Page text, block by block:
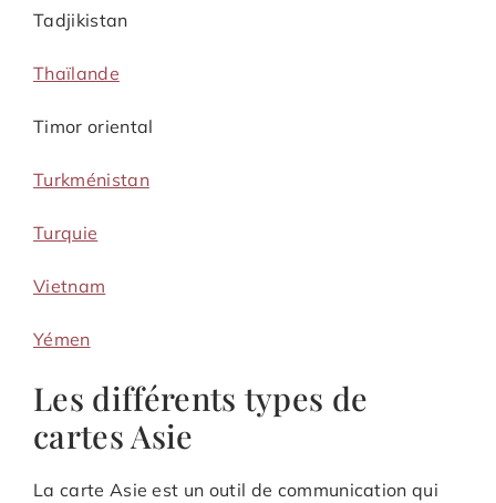
Tadjikistan
Thaïlande
Timor oriental
Turkménistan
Turquie
Vietnam
Yémen
Les différents types de
cartes Asie
La carte Asie est un outil de communication qui